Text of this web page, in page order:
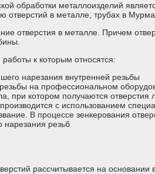
обработки металлоизделий
отверстий в металле, трубах в
отверстия в металле. Причем
к которым относятся:
нарезания внутренней резьбы
на профессиональном
при котором получаются отверстия
с использованием
В процессе зенкерования
нарезания резьб
рассчитывается на